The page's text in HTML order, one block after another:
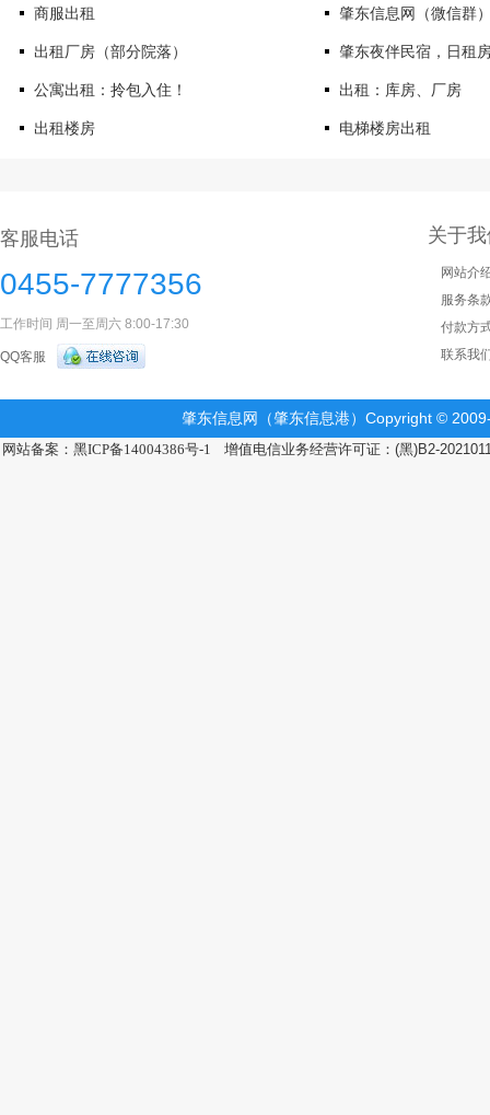
商服出租 肇东信息网（微信群
出租厂房（部分院落） 肇东夜伴民宿，日租
公寓出租：拎包入住！ 出租：库房、厂房
出租楼房 电梯楼房出租
客服电话
0455-7777356
工作时间 周一至周六 8:00-17:30
QQ客服
关于
网站介
服务条
付款方
联系我
肇东信息网（肇东信息港）Copyright ©
网站备案：黑ICP备14004386号-1 增值电信业务经营许可证：(黑)B2-